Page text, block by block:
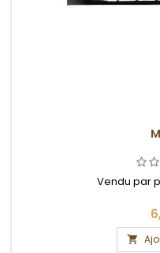
Vendu par
